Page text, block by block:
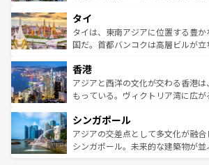
リティに包まれながら、韓国の多彩
わってみてほしい。 なお、
覧を参照してほしい。
急速な発展と共に伝統が息づく。ハ
ーチミン市のフランス統治時代の建
醸し出している。また、バラエテ
とつ。フォーやバインミー、ベトナ
ひ現地で味わいたい。どの地域を
が旅行者を迎えてくれるので、き
参照してほしい。
タイ
タイは、東南アジアに位置する豊か
国だ。首都バンコクは高層ビルが
の活気が交差している。北部ではチ
帯で自然と触れ合い、南部ではプ
いビーチでリゾート気分を楽しむ
激する。気候は一年中温暖で、どの
が待っている。親しみやすいタイ
た文化、そして多様な観光資源が
香港
アジアと西洋の文化が交わる香港
もっている。ヴィクトリア湾に広
み、どこを訪れても感動するはず。
ており、効率よく見どころを回れ
うな絶景から文化的な体験まで、
シンガポール
アジアの交差点として多文化が融
シンガポール。未来的な建築物が